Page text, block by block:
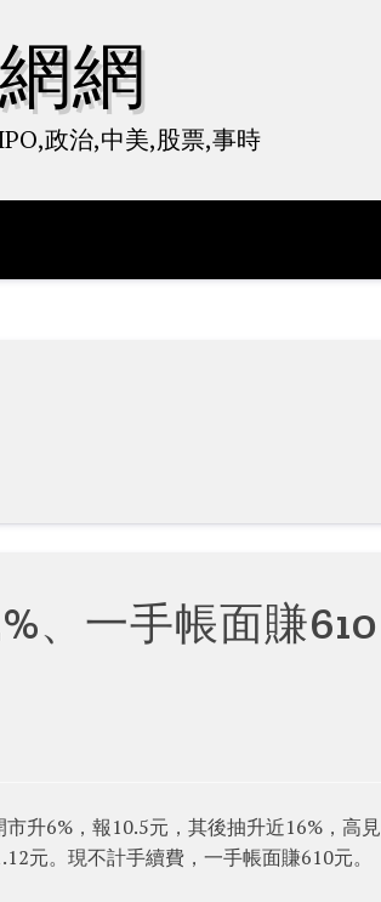
網網
政治,中美,股票,事時
、一手帳面賺610
升6%，報10.5元，其後抽升近16%，高見
元。現不計手續費，一手帳面賺610元。